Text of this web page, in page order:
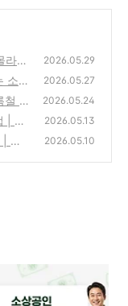
서
2026.05.29
소상
(0)
2026.05.27
에
2026.05.24
| 자
2026.05.13
내
2026.05.10